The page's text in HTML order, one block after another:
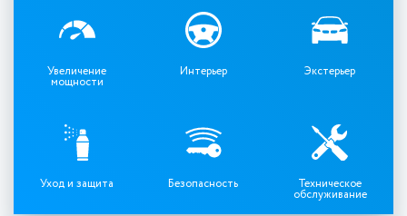
Увеличение
мощности
Интерьер Экстерьер
Уход и защита Безопасность Техническое
обслуживание